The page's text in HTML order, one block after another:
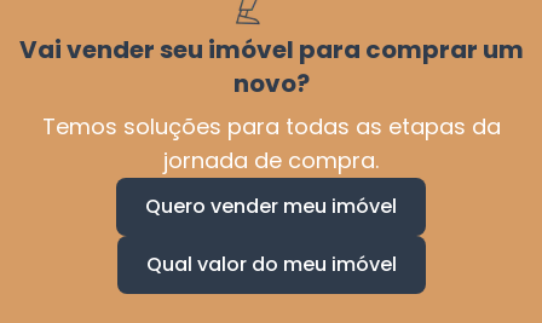
Vai vender seu imóvel para comprar um
novo?
Temos soluções para todas as etapas da
jornada de compra.
Quero vender meu imóvel
Qual valor do meu imóvel